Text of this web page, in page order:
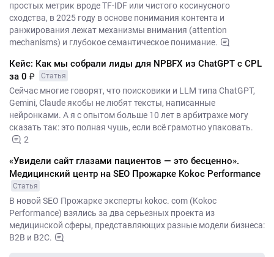
простых метрик вроде TF-IDF или чистого косинусного
сходства, в 2025 году в основе понимания контента и
ранжирования лежат механизмы внимания (attention
mechanisms) и глубокое семантическое понимание.
Кейс: Как мы собрали лиды для NPBFX из ChatGPT с CPL
за 0 ₽
Статья
Сейчас многие говорят, что поисковики и LLM типа ChatGPT,
Gemini, Claude якобы не любят тексты, написанные
нейронками. А я с опытом больше 10 лет в арбитраже могу
сказать так: это полная чушь, если всё грамотно упаковать.
2
«Увидели сайт глазами пациентов — это бесценно».
Медицинский центр на SEO Прожарке Kokoc Performance
Статья
В новой SEO Прожарке эксперты kokoc. com (Kokoc
Performance) взялись за два серьезных проекта из
медицинской сферы, представляющих разные модели бизнеса:
B2B и B2C.